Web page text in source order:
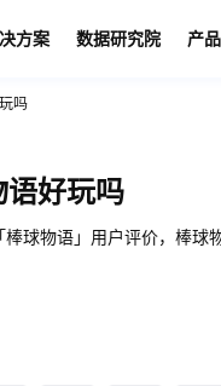
方案 数据研究院 产
吗
语好玩吗
棒球物语」用户评价，棒球